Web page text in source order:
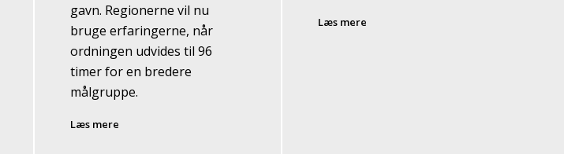
gavn. Regionerne vil nu
bruge erfaringerne, når
ordningen udvides til 96
timer for en bredere
målgruppe.
Læs mere
Læs mere